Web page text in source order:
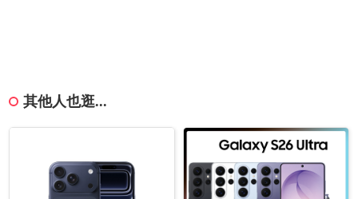
其他人也逛...